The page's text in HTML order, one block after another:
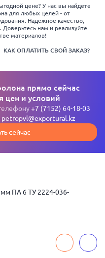
цене? У нас вы найдете
для любых целей - от
Надежное качество,
нам и реализуйте
материалов!
КАК ОПЛАТИТЬ СВОЙ ЗАКАЗ?
прямо сейчас
цен и условий
+7 (7152) 64-18-03
petropvl@exportural.kz
сейчас
ПА 6 ТУ 2224-036-